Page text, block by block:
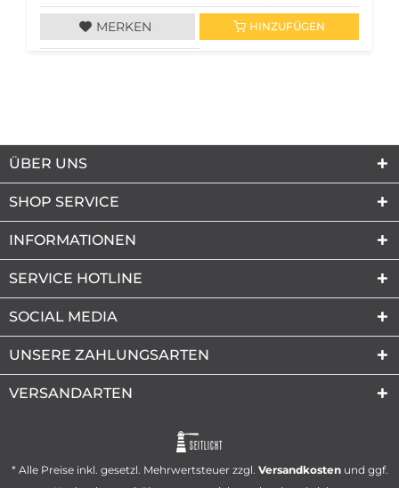
MERKEN HINZUFÜGEN
ÜBER UNS
SHOP SERVICE
INFORMATIONEN
SERVICE HOTLINE
SOCIAL MEDIA
UNSERE ZAHLUNGSARTEN
VERSANDARTEN
SEITLICHT
* Alle Preise inkl. gesetzl. Mehrwertsteuer zzgl. Versandkostenund ggf.